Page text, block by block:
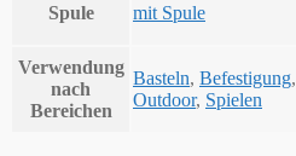
Spule mit Spule
Verwendung
nach
Bereichen
Basteln, Befestigung,
Outdoor, Spielen